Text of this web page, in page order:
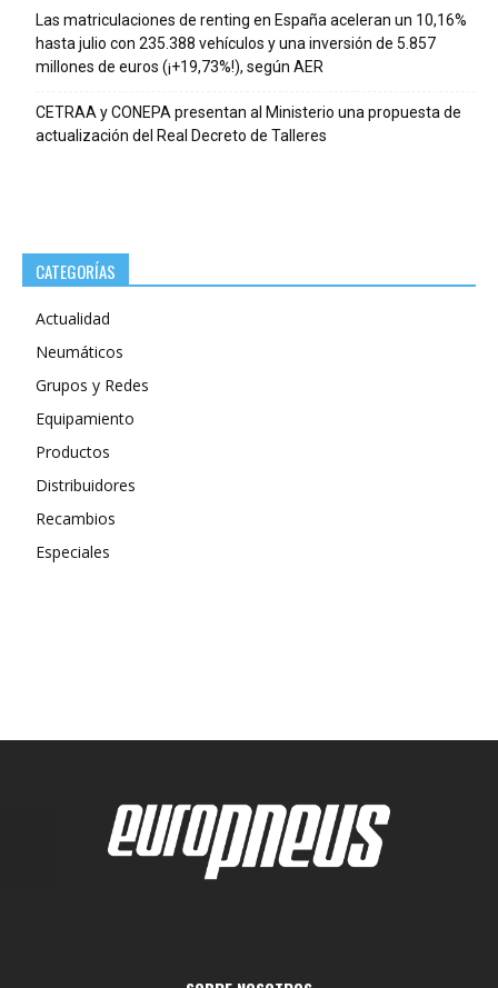
Las matriculaciones de renting en España aceleran un 10,16%
hasta julio con 235.388 vehículos y una inversión de 5.857
millones de euros (¡+19,73%!), según AER
CETRAA y CONEPA presentan al Ministerio una propuesta de
actualización del Real Decreto de Talleres
CATEGORÍAS
Actualidad
Neumáticos
Grupos y Redes
Equipamiento
Productos
Distribuidores
Recambios
Especiales